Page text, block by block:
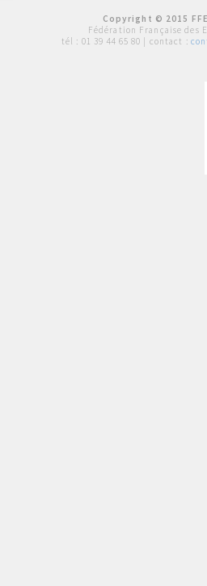
Copyright © 2015
Fédération Française des
tél : 01 39 44 65 80 | contact :